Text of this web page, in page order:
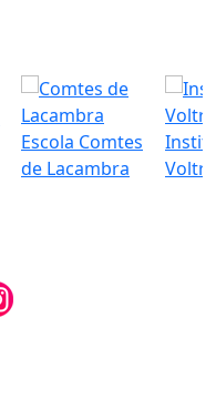
Escola Comtes
de Lacambra